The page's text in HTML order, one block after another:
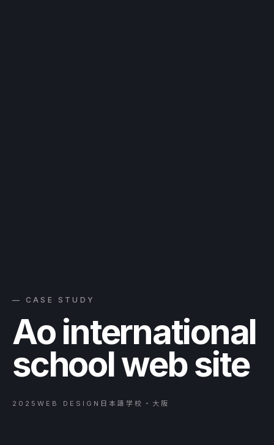
— CASE STUDY
Ao international
school web site
2025WEB DESIGN 日本語学校・大阪